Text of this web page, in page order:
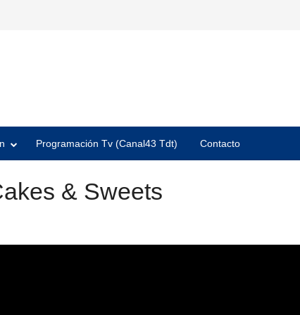
Programación Tv (Canal43 Tdt) Contacto
& Sweets